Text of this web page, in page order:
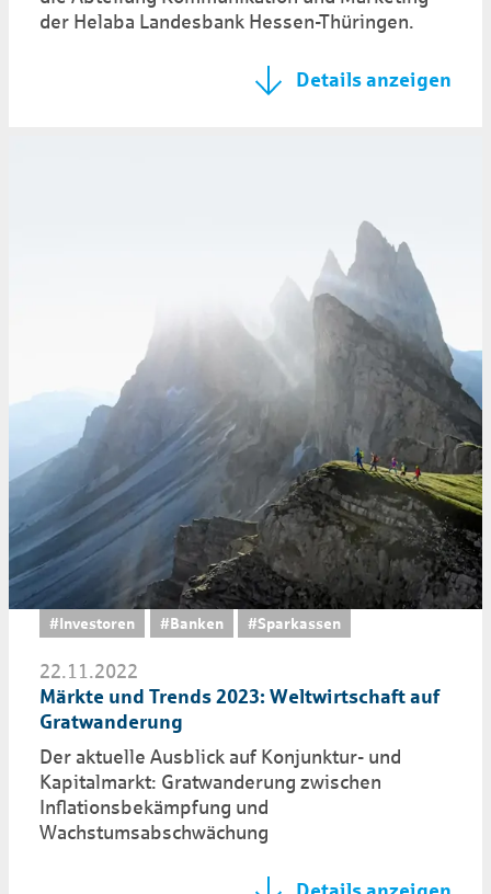
der Helaba Landesbank Hessen-Thüringen.
Details anzeigen
#Investoren #Banken #Sparkassen
22.11.2022
Märkte und Trends 2023: Weltwirtschaft auf
Grat­wanderung
Der aktuelle Ausblick auf Konjunktur- und
Kapitalmarkt: Gratwanderung zwischen
Inflationsbekämpfung und
Wachstumsabschwächung